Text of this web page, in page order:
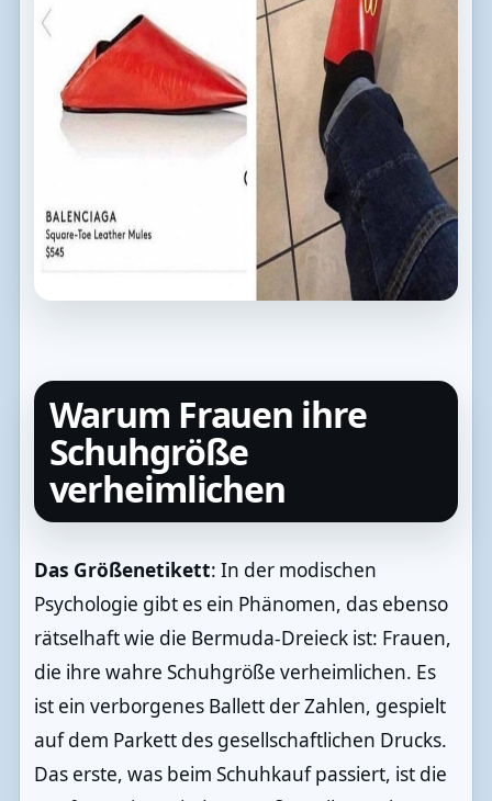
Warum Frauen ihre
Schuhgröße
verheimlichen
Das Größenetikett: In der modischen
Psychologie gibt es ein Phänomen, das ebenso
rätselhaft wie die Bermuda-Dreieck ist: Frauen,
die ihre wahre Schuhgröße verheimlichen. Es
ist ein verborgenes Ballett der Zahlen, gespielt
auf dem Parkett des gesellschaftlichen Drucks.
Das erste, was beim Schuhkauf passiert, ist die